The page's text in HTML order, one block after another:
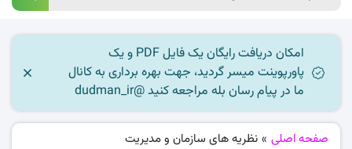
امکان دریافت رایگان یک فایل PDF و یک
پاورپوینت میسر گردید، جهت بهره برداری به کانال
ما در پیام رسان بله مراجعه کنید @dudman_ir
صفحه اصلی » نظریه های سازمان و مدیریت